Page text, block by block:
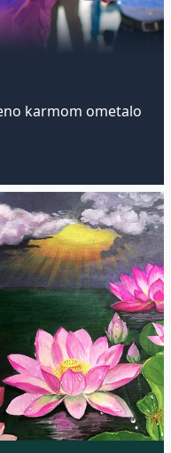
karmom ometalo